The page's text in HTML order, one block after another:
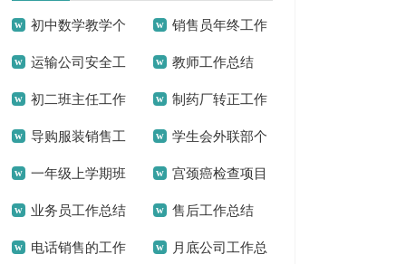
初中数学教学个
人工作总结
销售员年终工作
总结
运输公司安全工
作总结
教师工作总结
初二班主任工作
总结集合15篇
制药厂转正工作
总结
导购服装销售工
作总结
学生会外联部个
人工作总结
一年级上学期班
主任工作总结
宫颈癌检查项目
工作总结
业务员工作总结
精选15篇
售后工作总结
电话销售的工作 月底公司工作总